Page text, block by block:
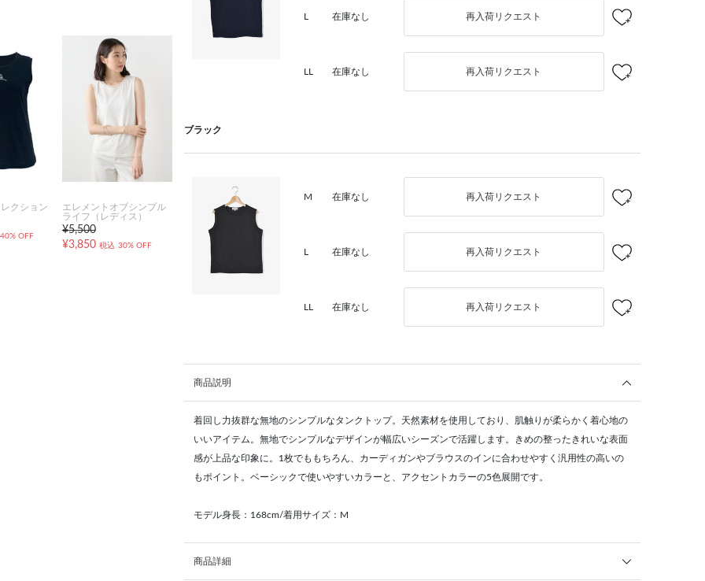
クション
40% OFF
エレメントオブシンプル
ライフ（レディス）
¥5,500
¥3,850 税込 30% OFF
L 在庫なし 再入荷リクエスト
LL 在庫なし 再入荷リクエスト
ブラック
M 在庫なし 再入荷リクエスト
L 在庫なし 再入荷リクエスト
LL 在庫なし 再入荷リクエスト
商品説明
着回し力抜群な無地のシンプルなタンクトップ。天然素材を使用しており、肌触りが柔らかく着心地の
いいアイテム。無地でシンプルなデザインが幅広いシーズンで活躍します。きめの整ったきれいな表面
感が上品な印象に。1枚でももちろん、カーディガンやブラウスのインに合わせやすく汎用性の高いの
もポイント。ベーシックで使いやすいカラーと、アクセントカラーの5色展開です。
モデル身長：168cm/着用サイズ：M
商品詳細